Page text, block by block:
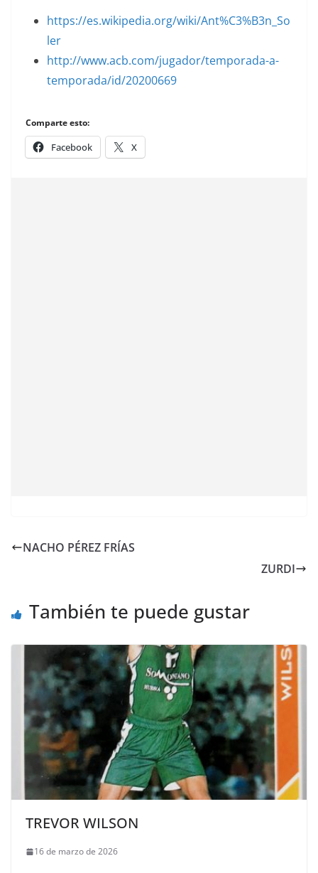
https://es.wikipedia.org/wiki/Ant%C3%B3n_So
ler
http://www.acb.com/jugador/temporada-a-
temporada/id/20200669
Comparte esto:
Facebook X
NACHO PÉREZ FRÍAS
ZURDI
También te puede gustar
TREVOR WILSON
16 de marzo de 2026